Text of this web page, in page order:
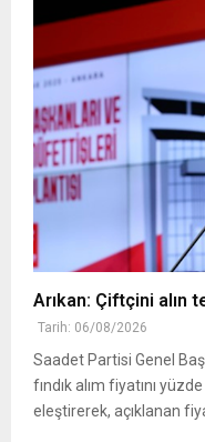
Arıkan: Çiftçini alın
Tarih: 06/08/2026
Saadet Partisi Genel
fındık alım fiyatını
eleştirerek, açıklanan